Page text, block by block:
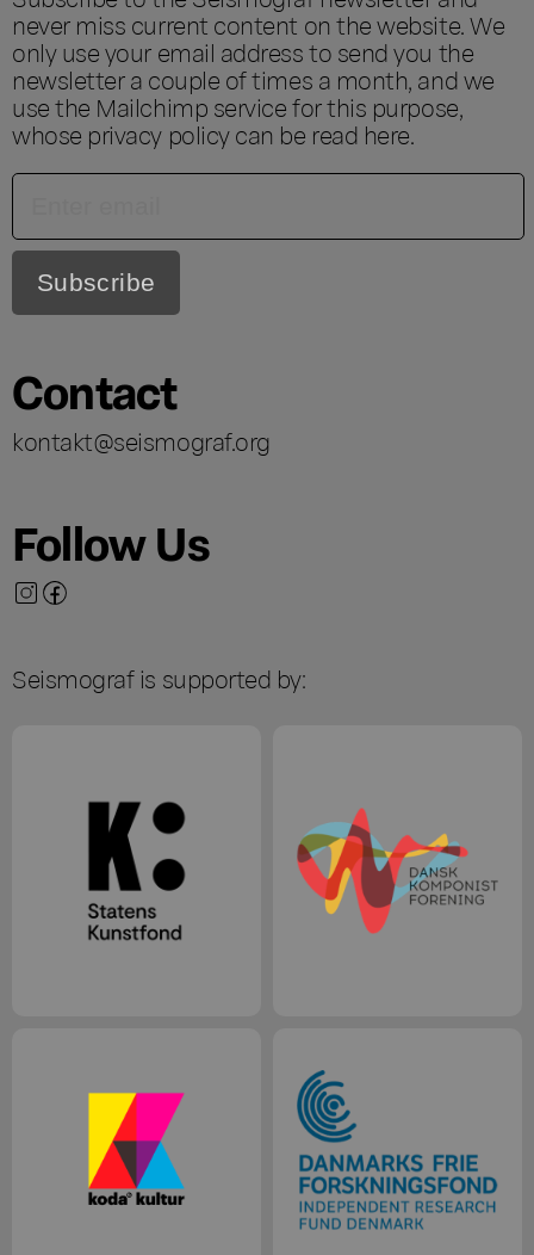
never miss current content on the website. We
only use your email address to send you the
newsletter a couple of times a month, and we
use the Mailchimp service for this purpose,
whose privacy policy can be read here.
Contact
kontakt@seismograf.org
Follow Us
Seismograf is supported by: